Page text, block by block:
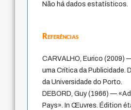
Não há dados estatísticos.
Referências
CARVALHO, Eurico (2009)
uma Crítica da Publicidade.
da Universidade do Porto.
DEBORD, Guy (1966) —
Pays». In Œuvres. Édition